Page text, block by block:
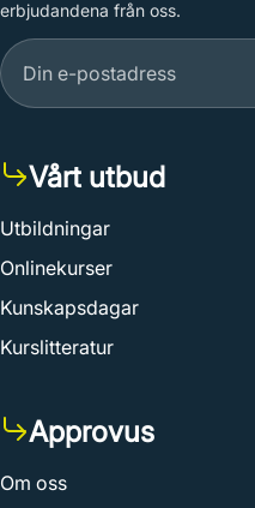
erbjudandena från oss.
Vårt utbud
Utbildningar
Onlinekurser
Kunskapsdagar
Kurslitteratur
Approvus
Om oss